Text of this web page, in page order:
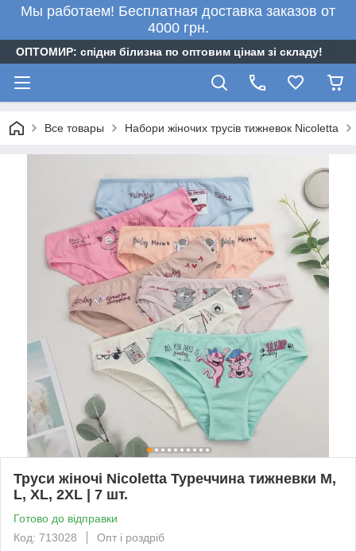
Мы работаем! Бесплатная доставка заказов от
4000 грн.
ОПТОМИР: спідня білизна по оптовим цінам зі складу!
Все товары Набори жіночих трусів тижневок Nicoletta
Труси жіночі Nicoletta Туреччина тижневки M,
L, XL, 2XL | 7 шт.
Готово до відправки
Код: 713028
Опт і роздріб